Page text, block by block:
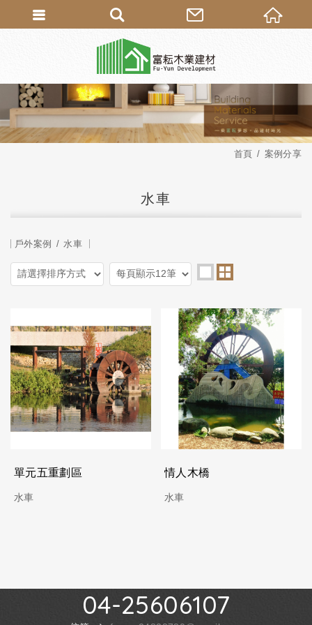
首頁 案例分享
水車
戶外案例 水車
單元五重劃區
水車
情人木橋
水車
04-25606107